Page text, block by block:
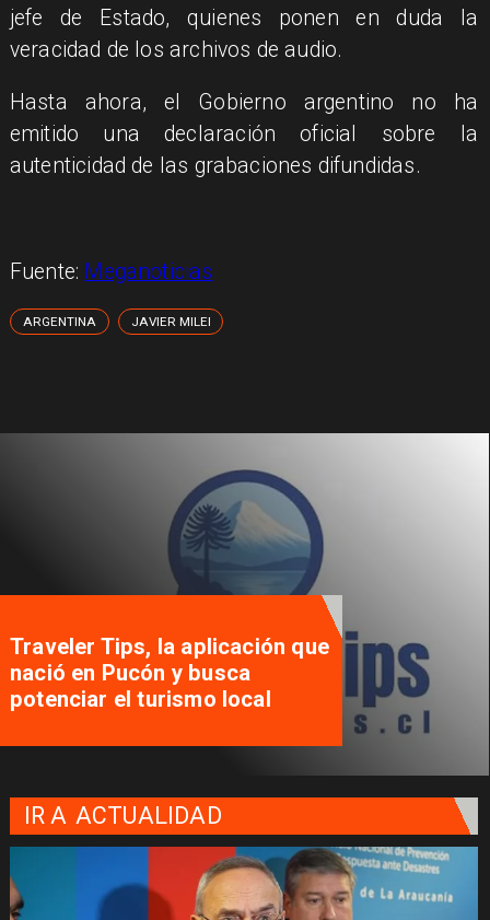
jefe de Estado, quienes ponen en duda la
veracidad de los archivos de audio.
Hasta ahora, el Gobierno argentino no ha
emitido una declaración oficial sobre la
autenticidad de las grabaciones difundidas.
Fuente: Meganoticias
ARGENTINA JAVIER MILEI
Traveler Tips, la aplicación que
nació en Pucón y busca
potenciar el turismo local
IR A ACTUALIDAD